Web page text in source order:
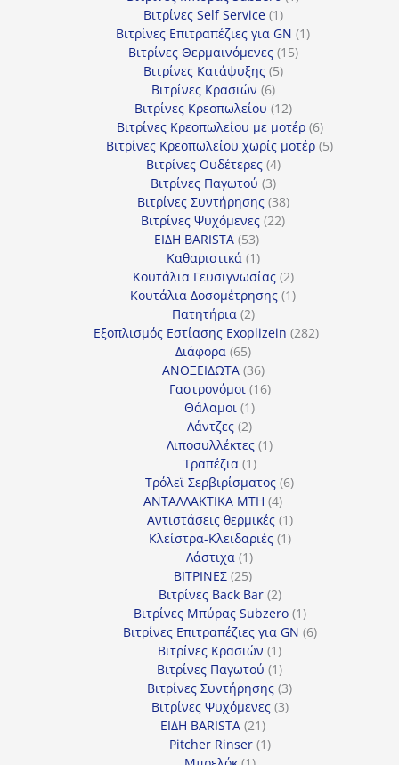
Βιτρίνες Self Service 11
προϊόν
Βιτρίνες Επιτραπέζιες για GN 11
Βιτρίνες Θερμαινόμενες 1515
Βιτρίνες Κατάψυξης 55
Βιτρίνες Κρασιών 66
προϊόντα
Βιτρίνες Κρεοπωλείου 1212
προϊόντα
Βιτρίνες Κρεοπωλείου με μοτέρ 66
προϊόντα
Βιτρίνες Κρεοπωλείου χωρίς μοτέρ 55
Βιτρίνες Ουδέτερες 44
προϊόντα
Βιτρίνες Παγωτού 33
προϊόντα
Βιτρίνες Συντήρησης 3838
προϊόντα
Βιτρίνες Ψυχόμενες 2222
ΕΙΔΗ BARISTA 5353
προϊόντα
Καθαριστικά 11
προϊόν
Κουτάλια Γευσιγνωσίας 22
προϊόντα
Κουτάλια Δοσομέτρησης 11
Πατητήρια 22
προϊόντα
Εξοπλισμός Εστίασης Exoplizein 282282
Διάφορα 6565
προϊόντα
ΑΝΟΞΕΙΔΩΤΑ 3636
προϊόντα
Γαστρονόμοι 1616
Θάλαμοι 11
προϊόν
Λάντζες 22
προϊόντα
Λιποσυλλέκτες 11
Τραπέζια 11
προϊόν
Τρόλεϊ Σερβιρίσματος 66
ΑΝΤΑΛΛΑΚΤΙΚΑ MTH 44
προϊόντα
Αντιστάσεις θερμικές 11
προϊόν
Κλείστρα-Κλειδαριές 11
Λάστιχα 11
προϊόν
ΒΙΤΡΙΝΕΣ 2525
προϊόντα
Βιτρίνες Back Bar 22
προϊόντα
Βιτρίνες Mπύρας Subzero 11
προϊόν
Βιτρίνες Επιτραπέζιες για GN 66
Βιτρίνες Κρασιών 11
προϊόν
Βιτρίνες Παγωτού 11
προϊόν
Βιτρίνες Συντήρησης 33
προϊόντα
Βιτρίνες Ψυχόμενες 33
ΕΙΔΗ BARISTA 2121
προϊόντα
Pitcher Rinser 11
1